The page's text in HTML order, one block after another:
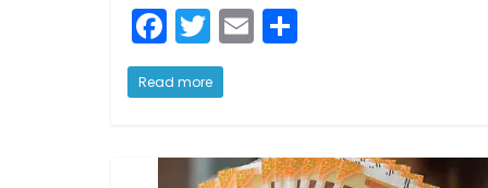
F
a
c
b
T
w
itt
E
m
Read more